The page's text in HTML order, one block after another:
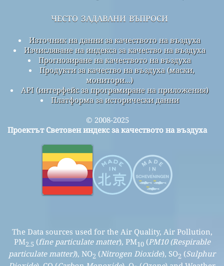
често задавани въпроси
Източник на данни за качеството на въздуха
Изчисляване на индекса за качество на въздуха
Прогнозиране на качеството на въздуха
Продукти за качество на въздуха (маски,
монитори...)
API (интерфейс за програмиране на приложения)
Платформа за исторически данни
© 2008-2025
Проектът Световен индекс за качеството на въздуха
The Data sources used for the Air Quality, Air Pollution,
PM2.5 (fine particulate matter), PM10(PM10 (Respirable
particulate matter)), NO2 (Nitrogen Dioxide), SO2 (Sulphur